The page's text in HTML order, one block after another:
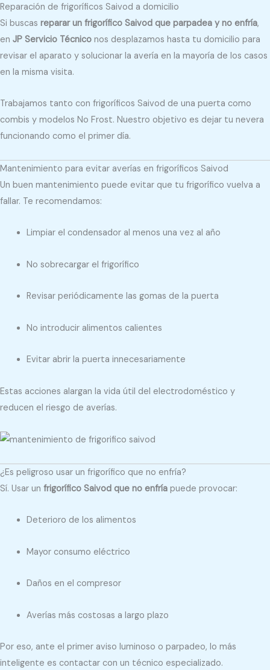
Reparación de frigoríficos Saivod a domicilio
Si buscas reparar un frigorífico Saivod que parpadea y no enfría,
en JP Servicio Técnico nos desplazamos hasta tu domicilio para
revisar el aparato y solucionar la avería en la mayoría de los casos
en la misma visita.
Trabajamos tanto con frigoríficos Saivod de una puerta como
combis y modelos No Frost. Nuestro objetivo es dejar tu nevera
funcionando como el primer día.
Mantenimiento para evitar averías en frigoríficos Saivod
Un buen mantenimiento puede evitar que tu frigorífico vuelva a
fallar. Te recomendamos:
Limpiar el condensador al menos una vez al año
No sobrecargar el frigorífico
Revisar periódicamente las gomas de la puerta
No introducir alimentos calientes
Evitar abrir la puerta innecesariamente
Estas acciones alargan la vida útil del electrodoméstico y
reducen el riesgo de averías.
¿Es peligroso usar un frigorífico que no enfría?
Sí. Usar un frigorífico Saivod que no enfría puede provocar:
Deterioro de los alimentos
Mayor consumo eléctrico
Daños en el compresor
Averías más costosas a largo plazo
Por eso, ante el primer aviso luminoso o parpadeo, lo más
inteligente es contactar con un técnico especializado.